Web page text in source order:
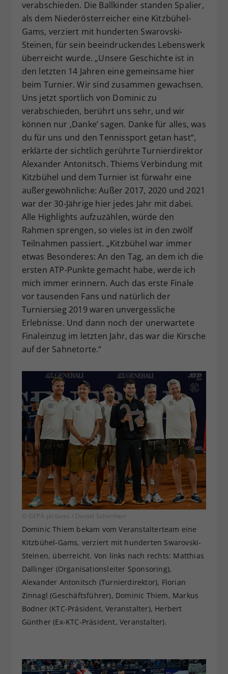
verabschieden. Die Ballkinder standen Spalier,
als dem Niederösterreicher eine Kitzbühel-
Gams, verziert mit hunderten Swarovski-
Steinen, für sein beeindruckendes Lebenswerk
überreicht wurde. „Unsere Geschichte ist in
den letzten 14 Jahren eine gemeinsame hier
beim Turnier. Wir sind zusammen gewachsen.
Uns jetzt sportlich von Dominic zu
verabschieden, berührt uns sehr, und wir
können nur ‚Danke’ sagen. Danke für alles, was
du für uns und den Tennissport getan hast“,
erklärte der sichtlich gerührte Turnierdirektor
Alexander Antonitsch. Thiems Verbindung mit
Kitzbühel und dem Turnier ist fürwahr eine
außergewöhnliche: Außer 2017, 2020 und 2021
war der 30-Jährige hier jedes Jahr mit dabei.
Alle Highlights aufzuzählen, würde den
Rahmen sprengen, so vieles ist in den zwölf
Teilnahmen passiert. „Kitzbühel war immer
etwas Besonderes: An den Tag, an dem ich die
ersten ATP-Punkte gemacht habe, werde ich
mich immer erinnern. Auch das erste Finale
vor tausenden Fans und natürlich der
Turniersieg 2019 waren unvergessliche
Erlebnisse. Und dann noch der unerwartete
Finaleinzug im letzten Jahr, das war die Kirsche
auf der Sahnetorte.“
© GEPA pictures / Daniel Schönherr
Dominic Thiem bekam vom Veranstalterteam eine
Kitzbühel-Gams, verziert mit hunderten Swarovski-
Steinen, überreicht. Von links nach rechts: Matthias
Dallinger (Organisationsleiter Sponsoring),
Alexander Antonitsch (Turnierdirektor), Florian
Zinnagl (Geschäftsführer), Dominic Thiem, Markus
Bodner (KTC-Präsident, Veranstalter), Herbert
Günther (Ex-KTC-Präsident, Veranstalter).